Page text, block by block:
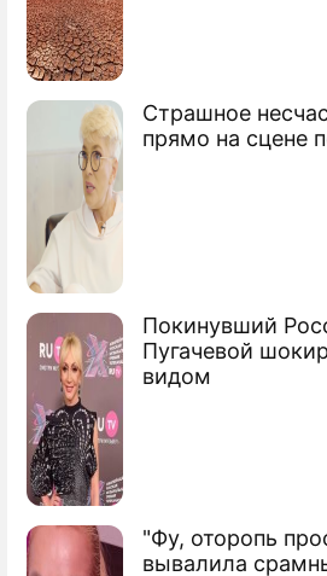
Страшное
прямо на сцене
Покинувший
Пугачевой
видом
"Фу, оторопь
вывалила
Мошенники из Африки
Мошенники на "скорой"
старушку
Мошенники обворовали
Сюжеты
Сбережения